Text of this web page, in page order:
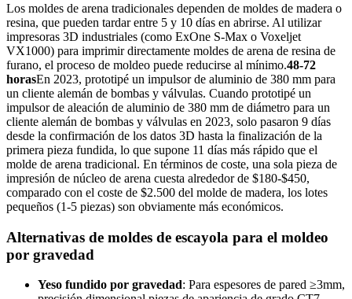
Los moldes de arena tradicionales dependen de moldes de madera o
resina, que pueden tardar entre 5 y 10 días en abrirse. Al utilizar
impresoras 3D industriales (como ExOne S-Max o Voxeljet
VX1000) para imprimir directamente moldes de arena de resina de
furano, el proceso de moldeo puede reducirse al mínimo.48-72
horasEn 2023, prototipé un impulsor de aluminio de 380 mm para
un cliente alemán de bombas y válvulas. Cuando prototipé un
impulsor de aleación de aluminio de 380 mm de diámetro para un
cliente alemán de bombas y válvulas en 2023, solo pasaron 9 días
desde la confirmación de los datos 3D hasta la finalización de la
primera pieza fundida, lo que supone 11 días más rápido que el
molde de arena tradicional. En términos de coste, una sola pieza de
impresión de núcleo de arena cuesta alrededor de $180-$450,
comparado con el coste de $2.500 del molde de madera, los lotes
pequeños (1-5 piezas) son obviamente más económicos.
Alternativas de moldes de escayola para el moldeo
por gravedad
Yeso fundido por gravedad: Para espesores de pared ≥3mm,